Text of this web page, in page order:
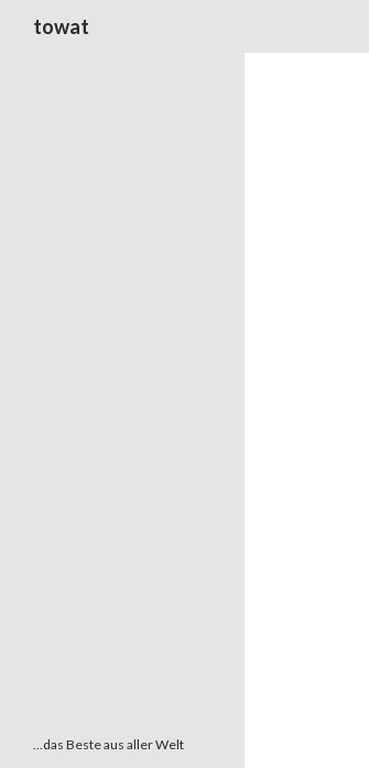
towat
…das Beste aus aller Welt